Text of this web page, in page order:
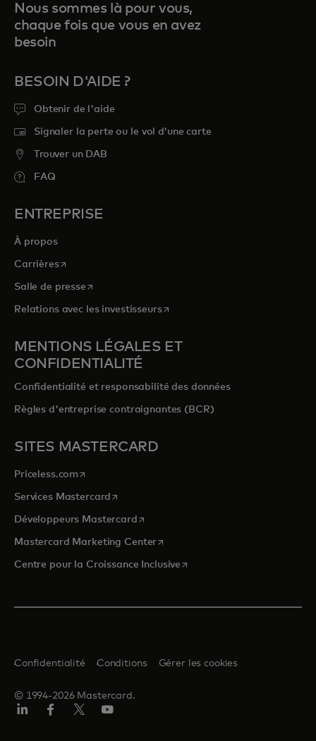
Nous sommes là pour vous,
chaque fois que vous en avez
besoin
BESOIN D'AIDE ?
Obtenir de l'aide
Signaler la perte ou le vol d’une carte
Trouver un DAB
FAQ
ENTREPRISE
À propos
Carrièress’ouvre dans un nouvel onglet
Salle de presses’ouvre dans un nouvel onglet
Relations avec les investisseurss’ouvre dans un nouvel onglet
MENTIONS LÉGALES ET
CONFIDENTIALITÉ
Confidentialité et responsabilité des données
Règles d'entreprise contraignantes (BCR)
SITES MASTERCARD
Priceless.com s’ouvre dans un nouvel onglet
Services Mastercard s’ouvre dans un nouvel onglet
Développeurs Mastercards’ouvre dans un nouvel onglet
Mastercard Marketing Centers’ouvre dans un nouvel onglet
Centre pour la Croissance Inclusive s’ouvre dans un nouvel
© 1994-2026 Mastercard.
Confidentialité Conditions Gérer les cookies